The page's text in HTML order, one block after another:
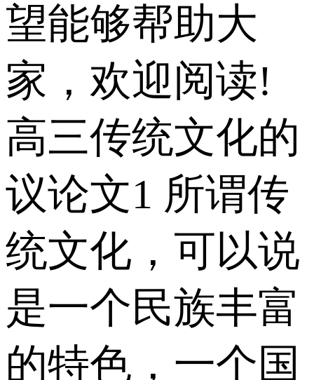
望能够帮助大
家，欢迎阅读!
高三传统文化的
议论文1 所谓传
统文化，可以说
是一个民族丰富
的特色，一个国